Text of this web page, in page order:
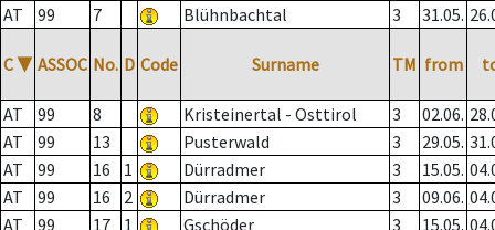
AT
99 7 Blühnbachtal 3 31.05.
C ▼ ASSOC No. D Code Surname TM from
AT 99 8 Kristeinertal - Osttirol 3 02.06.
AT
99 13 Pusterwald 3 29.05.
AT
99 16 1 Dürradmer 3 15.05.
AT
99 16 2 Dürradmer 3 09.06.
AT
99 17 1 Gschöder 3 15.05.